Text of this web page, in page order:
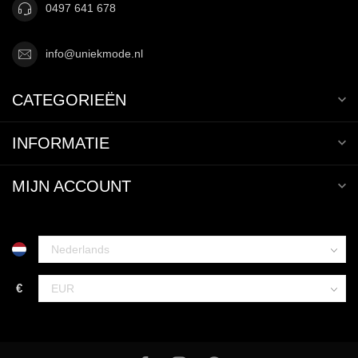
0497 641 678
info@uniekmode.nl
CATEGORIEËN
INFORMATIE
MIJN ACCOUNT
€